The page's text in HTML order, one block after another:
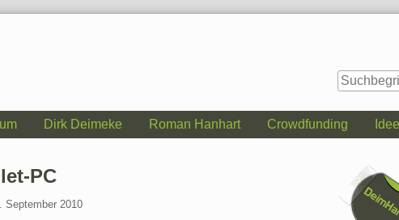
Dirk Deimeke Roman Hanhart Crowdfunding
PC
September 2010